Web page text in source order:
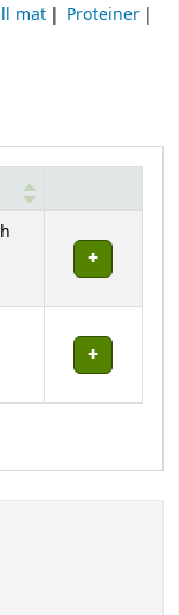
mat
Proteiner